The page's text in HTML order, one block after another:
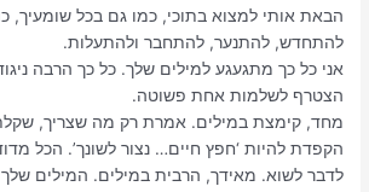
הבאת אותי למצוא בתוכי, כמו גם בכל שומעיך,
להתחדש, להתנער, להתחבר ולהתעלות.
אני כל כך מתגעגע למילים שלך. כל כך הרבה
הצטרף לשלמות אחת פשוטה.
מחד, קימצת במילים. אמרת רק מה שצריך,
הקפדת להיות ‘חפץ חיים… נצור לשונך’. הכל
לדבר לשוא. מאידך, הרבית במילים. המילים שלך